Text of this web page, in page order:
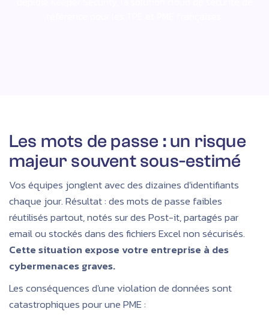
Les mots de passe : un risque
majeur souvent sous-estimé
Vos équipes jonglent avec des dizaines d'identifiants
chaque jour. Résultat : des mots de passe faibles
réutilisés partout, notés sur des Post-it, partagés par
email ou stockés dans des fichiers Excel non sécurisés.
Cette situation expose votre entreprise à des
cybermenaces graves.
Les conséquences d'une violation de données sont
catastrophiques pour une PME :